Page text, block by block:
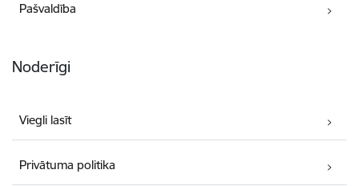
Pašvaldība
Noderīgi
Viegli lasīt
Privātuma politika